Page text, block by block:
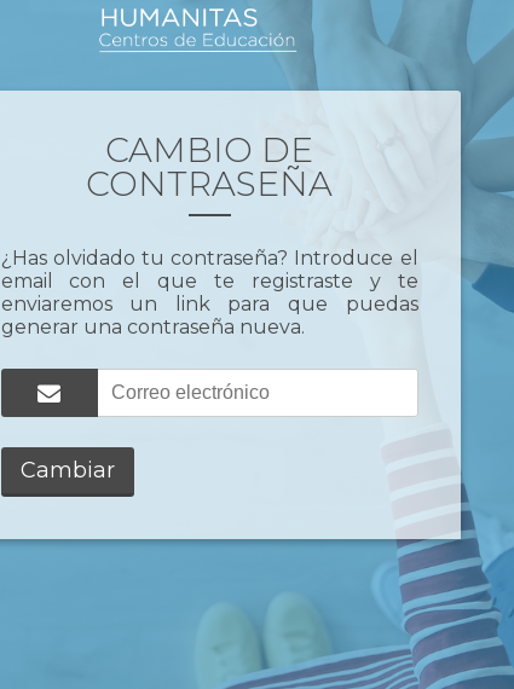
CAMBIO DE
CONTRASEÑA
¿Has olvidado tu contraseña? Introduce el
email con el que te registraste y te
enviaremos un link para que puedas
generar una contraseña nueva.
Cambiar